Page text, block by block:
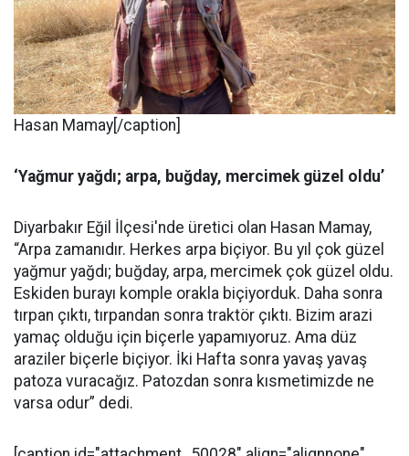
Hasan Mamay[/caption]
‘Yağmur yağdı; arpa, buğday, mercimek güzel oldu’
Diyarbakır Eğil İlçesi'nde üretici olan Hasan Mamay,
“Arpa zamanıdır. Herkes arpa biçiyor. Bu yıl çok güzel
yağmur yağdı; buğday, arpa, mercimek çok güzel oldu.
Eskiden burayı komple orakla biçiyorduk. Daha sonra
tırpan çıktı, tırpandan sonra traktör çıktı. Bizim arazi
yamaç olduğu için biçerle yapamıyoruz. Ama düz
araziler biçerle biçiyor. İki Hafta sonra yavaş yavaş
patoza vuracağız. Patozdan sonra kısmetimizde ne
varsa odur” dedi.